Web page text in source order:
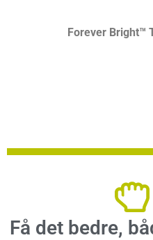
Forever Bright™
Få det bedre,